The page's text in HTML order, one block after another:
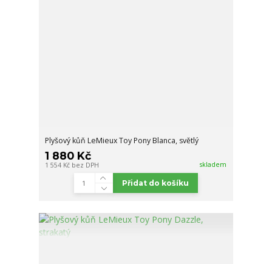
Plyšový kůň LeMieux Toy Pony Blanca, světlý
1 880 Kč
1 554 Kč bez DPH skladem
Přidat do košíku